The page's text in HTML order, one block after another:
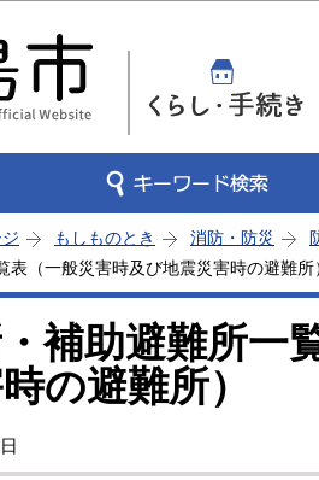
もしものとき 消防・防災
表（一般災害時及び地震災害時の避難所
補助避難所一
の避難所）